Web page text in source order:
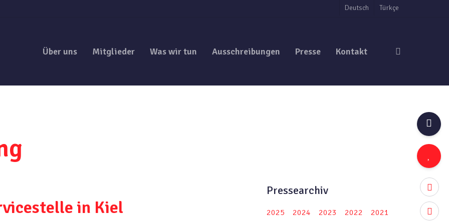
twitter
Deutsch Türkçe
Über uns Mitglieder Was wir tun Ausschreibungen Presse Kontakt
in Kiel
Pressearchiv
2025 2024 2023 2022
2021